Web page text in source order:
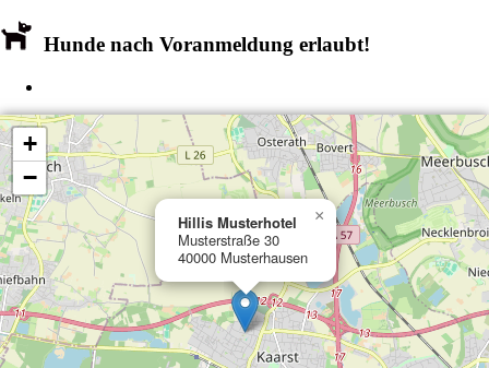
Hunde nach Voranmeldung erlaubt!
Hillis Musterhotel
Musterstraße 30
40000 Musterhausen
×
+
−